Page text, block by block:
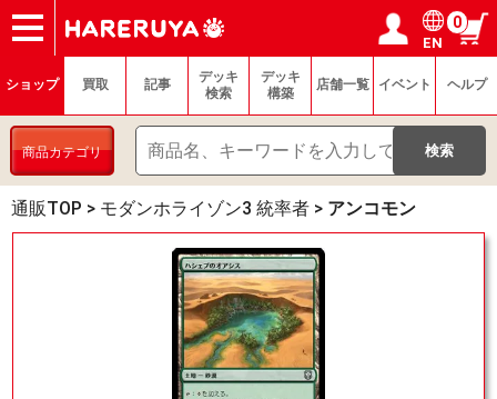
ショップ
買取
記事
デッキ検索
デッキ構築
選手一覧
店舗一覧
イベント
ヘルプ
お問い合わせ ログイン／会員登録
マイページ
EN
0
ショップ 買取 記事
デッキ
検索
デッキ
構築
店舗一覧 イベント ヘルプ
商品カテゴリ
通販TOP > モダンホライゾン3 統率者 > アンコモン